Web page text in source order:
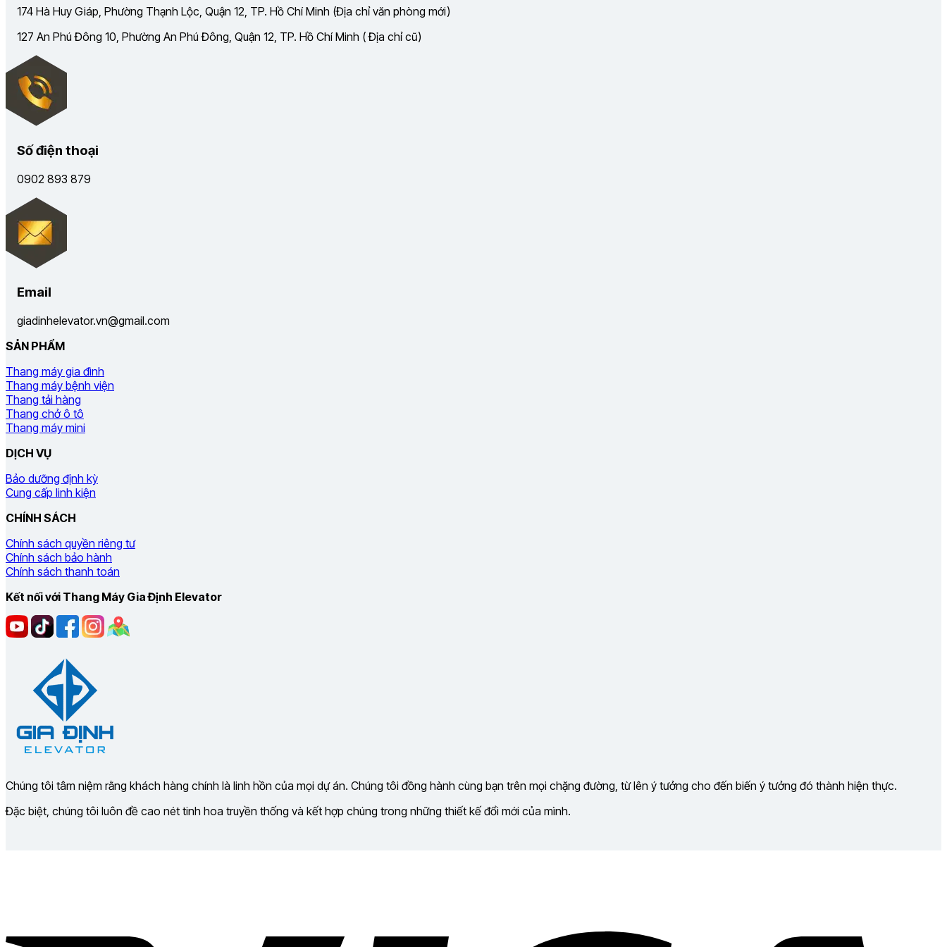
174 Hà Huy Giáp, Phường Thạnh Lộc, Quận 12, TP. Hồ Chí Minh (Địa chỉ văn phòng mới)
127 An Phú Đông 10, Phường An Phú Đông, Quận 12, TP. Hồ Chí Minh ( Địa chỉ cũ)
Số điện thoại
0902 893 879
Email
giadinhelevator.vn@gmail.com
SẢN PHẨM
Thang máy gia đình
Thang máy bệnh viện
Thang tải hàng
Thang chở ô tô
Thang máy mini
DỊCH VỤ
Bảo dưỡng định kỳ
Cung cấp linh kiện
CHÍNH SÁCH
Chính sách quyền riêng tư
Chính sách bảo hành
Chính sách thanh toán
Kết nối với Thang Máy Gia Định Elevator
Chúng tôi tâm niệm rằng khách hàng chính là linh hồn của mọi dự án. Chúng tôi đồng hành cùng bạn trên mọi chặng đường, từ lên ý tưởng cho đến biến ý tưởng đó thành hiện thực.
Đặc biệt, chúng tôi luôn đề cao nét tinh hoa truyền thống và kết hợp chúng trong những thiết kế đổi mới của mình.